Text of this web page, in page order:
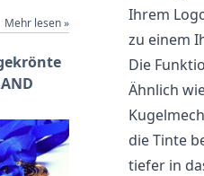
Ihrem
zu einem
Die
Ähnlich
die Tinte
tiefer in
Mehr lesen »